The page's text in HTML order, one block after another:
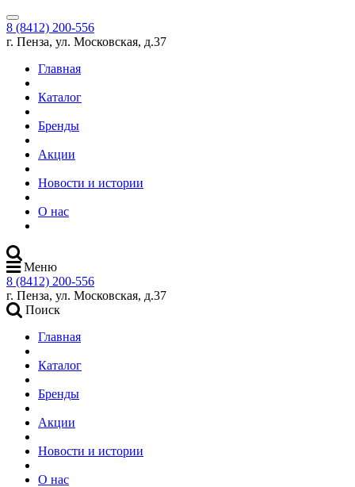
8 (8412) 200-556
г. Пенза, ул. Московская, д.37
Главная
Каталог
Бренды
Акции
Новости и истории
О нас
Меню
8 (8412) 200-556
г. Пенза, ул. Московская, д.37
Поиск
Главная
Каталог
Бренды
Акции
Новости и истории
О нас